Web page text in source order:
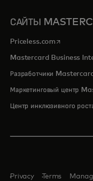
САЙТЫ
Priceless.com opens in a
Mastercard Business
Разработчики Mastercard
Маркетинговый центр
Центр инклюзивного
Privacy Terms